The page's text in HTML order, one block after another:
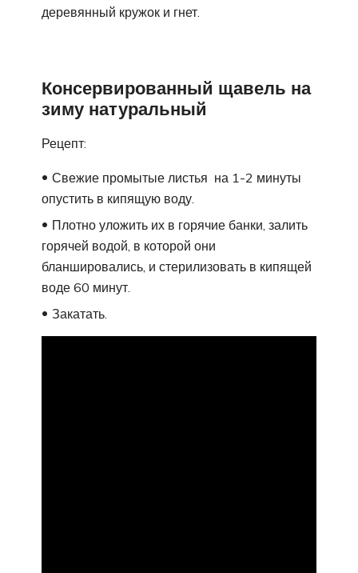
деревянный кружок и гнет.
Консервированный щавель на
зиму натуральный
Рецепт:
Свежие промытые листья на 1-2 минуты
опустить в кипящую воду.
Плотно уложить их в горячие банки, залить
горячей водой, в которой они
бланшировались, и стерилизовать в кипящей
воде 60 минут.
Закатать.